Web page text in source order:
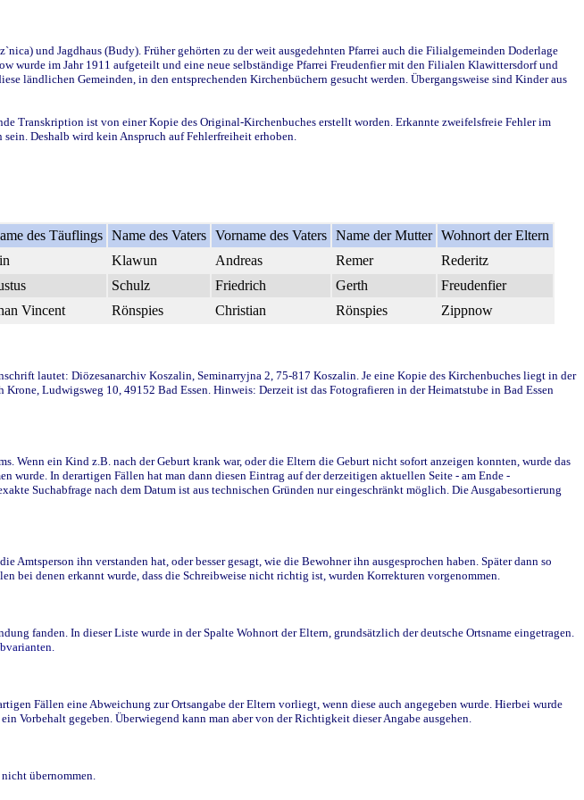
und Jagdhaus (Budy). Früher gehörten zu der weit ausgedehnten Pfarrei auch die Filialgemeinden Doderlage
wurde im Jahr 1911 aufgeteilt und eine neue selbständige Pfarrei Freudenfier mit den Filialen Klawittersdorf und
ländlichen Gemeinden, in den entsprechenden Kirchenbüchern gesucht werden. Übergangsweise sind Kinder aus
Transkription ist von einer Kopie des Original-Kirchenbuches erstellt worden. Erkannte zweifelsfreie Fehler im
Deshalb wird kein Anspruch auf Fehlerfreiheit erhoben.
des Täuflings Name des Vaters Vorname des Vaters Name der Mutter Wohnort der Eltern
Klawun Andreas Remer
Rederitz
Schulz Friedrich Gerth
Freudenfier
Vincent Rönspies Christian Rönspies Zippnow
lautet: Diözesanarchiv Koszalin, Seminarryjna 2, 75-817 Koszalin. Je eine Kopie des Kirchenbuches liegt in der
Ludwigsweg 10, 49152 Bad Essen. Hinweis: Derzeit ist das Fotografieren in der Heimatstube in Bad Essen
Wenn ein Kind z.B. nach der Geburt krank war, oder die Eltern die Geburt nicht sofort anzeigen konnten, wurde das
In derartigen Fällen hat man dann diesen Eintrag auf der derzeitigen aktuellen Seite - am Ende -
Suchabfrage nach dem Datum ist aus technischen Gründen nur eingeschränkt möglich. Die Ausgabesortierung
ihn verstanden hat, oder besser gesagt, wie die Bewohner ihn ausgesprochen haben. Später dann so
bei denen erkannt wurde, dass die Schreibweise nicht richtig ist, wurden Korrekturen vorgenommen.
fanden. In dieser Liste wurde in der Spalte Wohnort der Eltern, grundsätzlich der deutsche Ortsname eingetragen.
Fällen eine Abweichung zur Ortsangabe der Eltern vorliegt, wenn diese auch angegeben wurde. Hierbei wurde
Vorbehalt gegeben. Überwiegend kann man aber von der Richtigkeit dieser Angabe ausgehen.
übernommen.